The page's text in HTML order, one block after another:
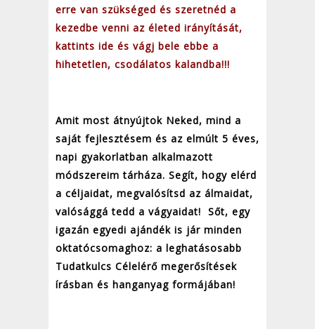
erre van szükséged és szeretnéd a
kezedbe venni az életed irányítását,
kattints ide és vágj bele ebbe a
hihetetlen, csodálatos kalandba!!!
Amit most átnyújtok Neked, mind a
saját fejlesztésem és az elmúlt 5 éves,
napi gyakorlatban alkalmazott
módszereim tárháza. Segít, hogy elérd
a céljaidat, megvalósítsd az álmaidat,
valósággá tedd a vágyaidat! Sőt, egy
igazán egyedi ajándék is jár minden
oktatócsomaghoz: a leghatásosabb
Tudatkulcs Célelérő megerősítések
írásban és hanganyag formájában!